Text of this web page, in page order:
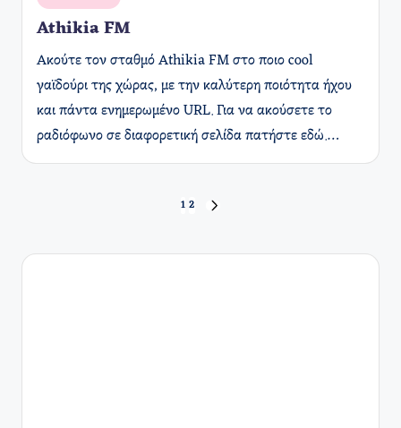
σε
Athikia FM
Ακούτε τον σταθμό Athikia FM στο ποιο cool
γαϊδούρι της χώρας, με την καλύτερη ποιότητα ήχου
και πάντα ενημερωμένο URL. Για να ακούσετε το
ραδιόφωνο σε διαφορετική σελίδα πατήστε εδώ.…
Σελιδοποίηση1 2